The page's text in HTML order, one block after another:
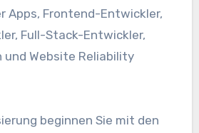
Apps, Frontend-Entwickler,
Full-Stack-Entwickler,
und Website Reliability
beginnen Sie mit den